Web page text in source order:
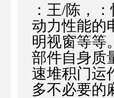
：王/陈，
动力性能的
明视窗等等
部件自身质
速堆积门运
多不必要的